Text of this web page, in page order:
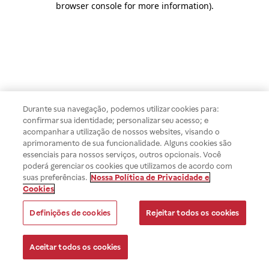
browser console for more information).
Durante sua navegação, podemos utilizar cookies para:
confirmar sua identidade; personalizar seu acesso; e
acompanhar a utilização de nossos websites, visando o
aprimoramento de sua funcionalidade. Alguns cookies são
essenciais para nossos serviços, outros opcionais. Você
poderá gerenciar os cookies que utilizamos de acordo com
suas preferências. Nossa Política de Privacidade e
Cookies
Definições de cookies Rejeitar todos os cookies
Aceitar todos os cookies